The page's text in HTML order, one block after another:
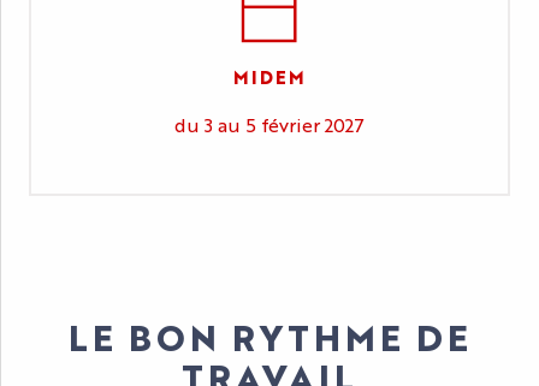
MIDEM
du 3 au 5 février 2027
LE BON RYTHME DE
TRAVAIL